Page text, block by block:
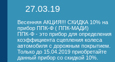
27.03.19
Весенняя АКЦИЯ!!! СКИДКА 10% на
прибор ППК-Ф ( ППК-МАДИ)
ППК-Ф - это прибор для определения
коэффициента сцепления колеса
автомобиля с дорожным покрытием.
Только до 15.04.2019 приобретайте
данный прибор со скидкой 10%.